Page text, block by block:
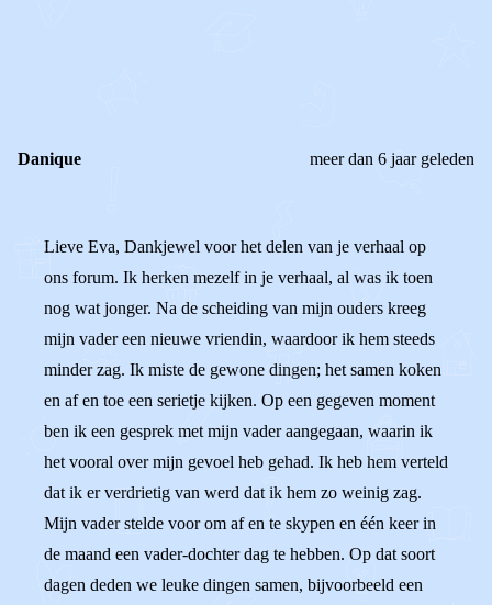
Danique meer dan 6 jaar geleden
Lieve Eva, Dankjewel voor het delen van je verhaal op
ons forum. Ik herken mezelf in je verhaal, al was ik toen
nog wat jonger. Na de scheiding van mijn ouders kreeg
mijn vader een nieuwe vriendin, waardoor ik hem steeds
minder zag. Ik miste de gewone dingen; het samen koken
en af en toe een serietje kijken. Op een gegeven moment
ben ik een gesprek met mijn vader aangegaan, waarin ik
het vooral over mijn gevoel heb gehad. Ik heb hem verteld
dat ik er verdrietig van werd dat ik hem zo weinig zag.
Mijn vader stelde voor om af en te skypen en één keer in
de maand een vader-dochter dag te hebben. Op dat soort
dagen deden we leuke dingen samen, bijvoorbeeld een